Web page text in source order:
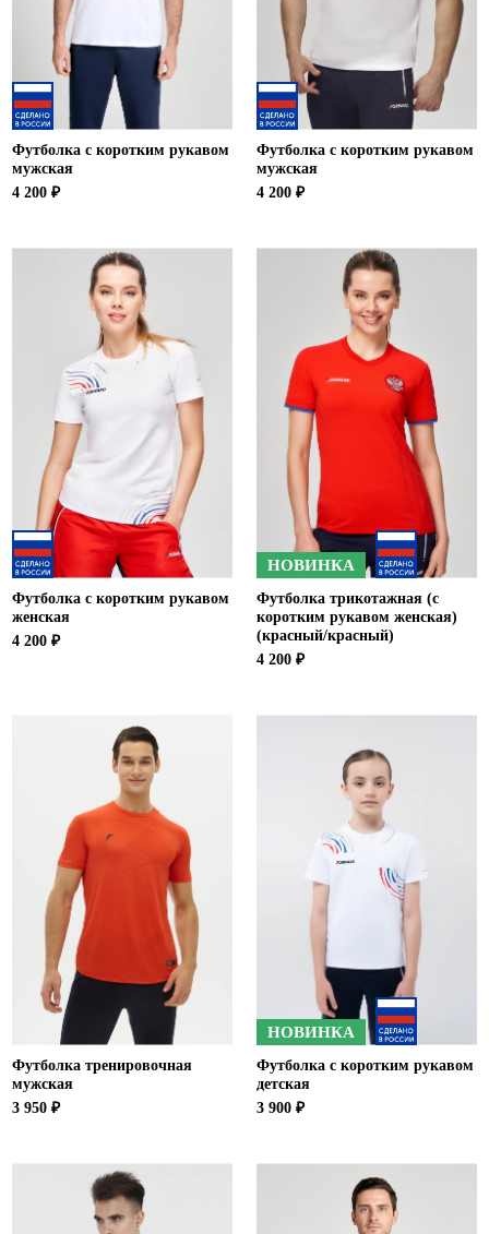
Футболка с коротким рукавом
мужская
4 200 ₽
Футболка с коротким рукавом
мужская
4 200 ₽
Футболка с коротким рукавом
женская
4 200 ₽
НОВИНКА
Футболка трикотажная (с
коротким рукавом женская)
(красный/красный)
4 200 ₽
Футболка тренировочная
мужская
3 950 ₽
НОВИНКА
Футболка с коротким рукавом
детская
3 900 ₽